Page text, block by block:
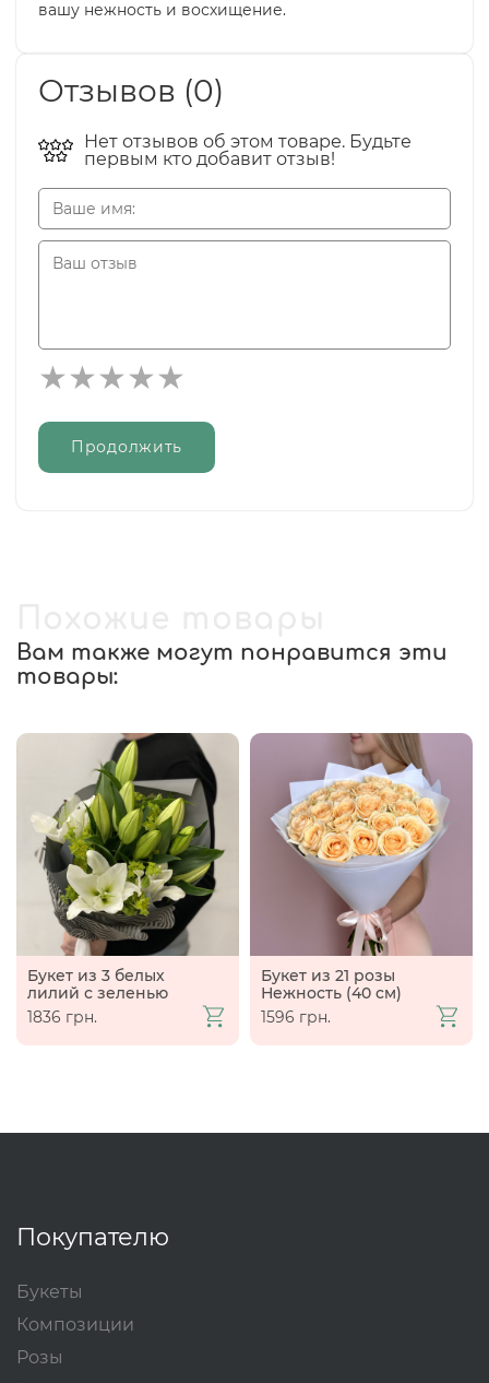
вашу нежность и восхищение.
Отзывов (0)
Нет отзывов об этом товаре. Будьте
первым кто добавит отзыв!
Продолжить
Вам также могут понравится эти
товары:
Букет из 3 белых
лилий с зеленью
1836 грн.
Букет из 21 розы
Нежность (40 см)
1596 грн.
Покупателю
Букеты
Композиции
Розы